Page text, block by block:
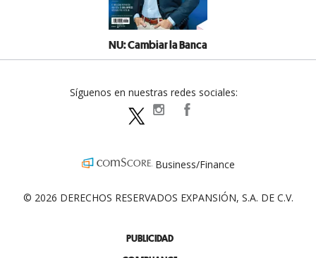
NU: Cambiar la Banca
PUBLICIDAD
Síguenos en nuestras redes sociales:
expansionpolitica
Business/Finance
© 2026 DERECHOS RESERVADOS EXPANSIÓN, S.A. DE C.V.